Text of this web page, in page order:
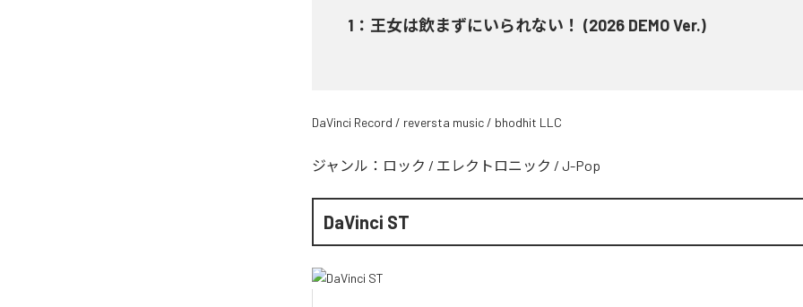
1 ： 王女は飲まずにいられない！ (2026 DEMO Ver.)
DaVinci Record / reversta music / bhodhit LLC
ジャンル： ロック / エレクトロニック / J-Pop
DaVinci ST